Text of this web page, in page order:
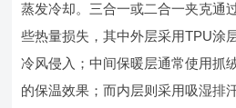
蒸发冷却。三合一或二合一夹克通
些热量损失，其中外层采用TPU涂
冷风侵入；中间保暖层通常使用抓
的保温效果；而内层则采用吸湿排